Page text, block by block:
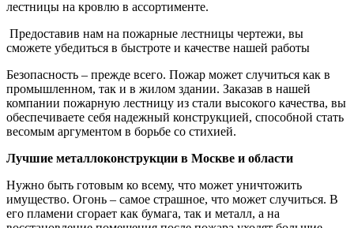
лестницы на кровлю в ассортименте.
Предоставив нам на пожарные лестницы чертежи, вы
сможете убедиться в быстроте и качестве нашей работы
Безопасность – прежде всего. Пожар может случиться как в
промышленном, так и в жилом здании. Заказав в нашей
компании пожарную лестницу из стали высокого качества, вы
обеспечиваете себя надежный конструкцией, способной стать
весомым аргументом в борьбе со стихией.
Лучшие металлоконструкции в Москве и области
Нужно быть готовым ко всему, что может уничтожить
имущество. Огонь – самое страшное, что может случиться. В
его пламени сгорает как бумага, так и металл, а на